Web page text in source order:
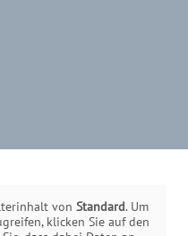
von Standard. Um
klicken Sie auf den